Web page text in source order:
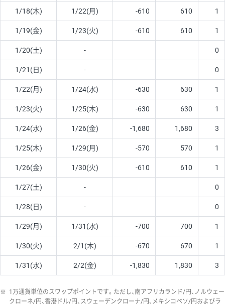
1/18(木) 1/22(月) -610 610 1
1/19(金) 1/23(火) -610 610 1
1/20(土) - 0
1/21(日) - 0
1/22(月) 1/24(水) -630 630 1
1/23(火) 1/25(木) -630 630 1
1/24(水) 1/26(金) -1,680 1,680 3
1/25(木) 1/29(月) -570 570 1
1/26(金) 1/30(火) -610 610 1
1/27(土) - 0
1/28(日) - 0
1/29(月) 1/31(水) -700 700 1
1/30(火) 2/1(木) -670 670 1
1/31(水) 2/2(金) -1,830 1,830 3
※ 1万通貨単位のスワップポイントです。ただし、南アフリカランド/円、ノルウェー
クローネ/円、香港ドル/円、スウェーデンクローナ/円、メキシコペソ/円およびラ